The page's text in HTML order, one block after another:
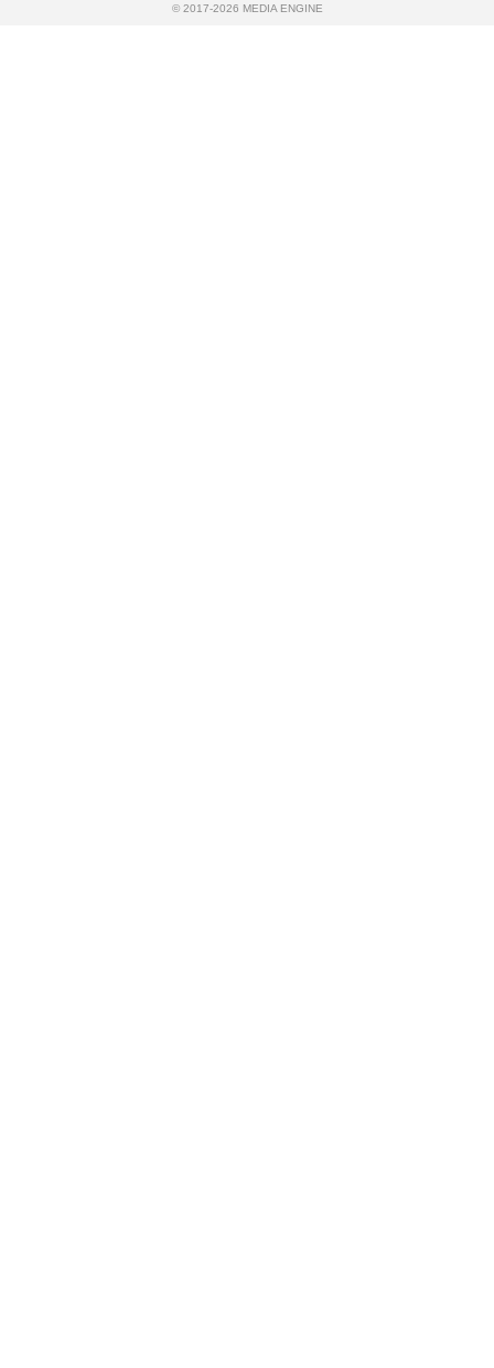
© 2017-2026 MEDIA ENGINE